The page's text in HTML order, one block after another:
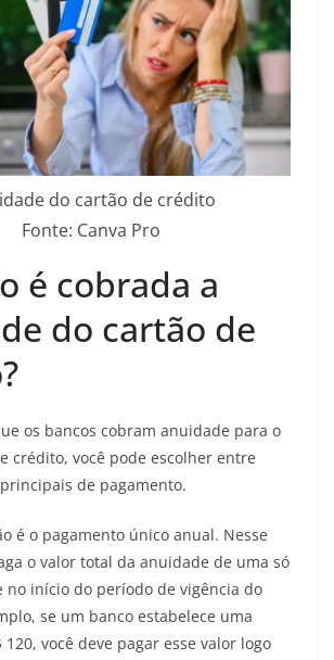
do cartão de crédito
Fonte: Canva Pro
é cobrada a
do cartão de
os bancos cobram anuidade para o
crédito, você pode escolher entre
de pagamento.
é o pagamento único anual. Nesse
o valor total da anuidade de uma só
no início do período de vigência do
se um banco estabelece uma
você deve pagar esse valor logo